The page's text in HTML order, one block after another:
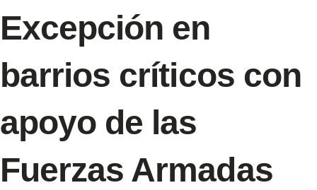
Excepción en
barrios críticos con
apoyo de las
Fuerzas Armadas